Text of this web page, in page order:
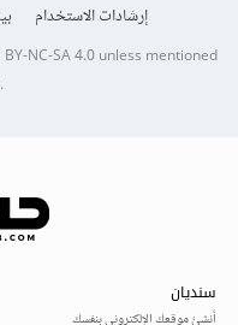
إرشادات الاستخدام
BY-NC-SA 4.0unless mentioned